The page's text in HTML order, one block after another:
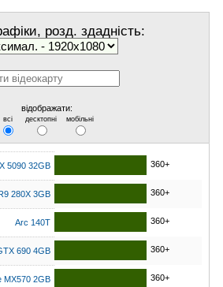
розд. здадність:
відображати:
всі десктопні мобільні
5090 32GB 360+
280X 3GB 360+
Arc 140T 360+
690 4GB 360+
MX570 2GB 360+